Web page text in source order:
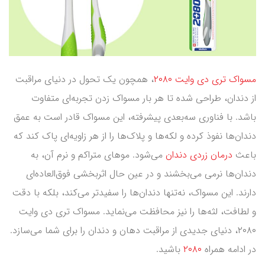
مسواک تری دی وایت ۲۰۸۰
، همچون یک تحول در دنیای مراقبت
از دندان، طراحی شده تا هر بار مسواک زدن تجربه‌ای متفاوت
باشد. با فناوری سه‌بعدی پیشرفته، این مسواک قادر است به عمق
دندان‌ها نفوذ کرده و لکه‌ها و پلاک‌ها را از هر زاویه‌ای پاک کند که
باعث درمان زردی دندان می‌شود. موهای متراکم و نرم آن، به
دندان‌ها نرمی می‌بخشند و در عین حال اثربخشی فوق‌العاده‌ای
دارند. این مسواک، نه‌تنها دندان‌ها را سفیدتر می‌کند، بلکه با دقت
و لطافت، لثه‌ها را نیز محافظت می‌نماید. مسواک تری دی وایت
۲۰۸۰، دنیای جدیدی از مراقبت دهان و دندان را برای شما می‌سازد.
در ادامه همراه ۲۰۸۰ باشید.